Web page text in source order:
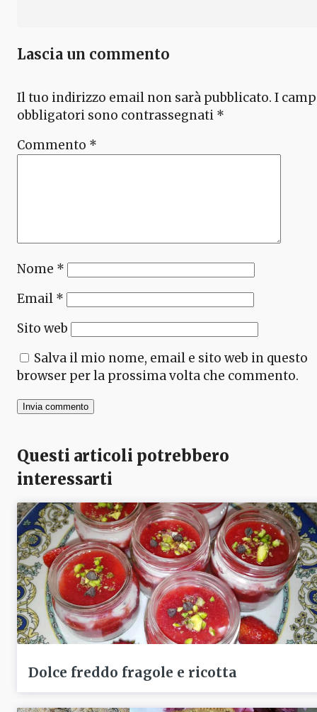
Lascia un commento
Il tuo indirizzo email non sarà pubblicato. I
obbligatori sono contrassegnati *
Commento *
Nome *
Email *
Sito web
Salva il mio nome, email e sito web in questo
browser per la prossima volta che commento.
Questi articoli potrebbero
interessarti
Dolce freddo fragole e ricotta